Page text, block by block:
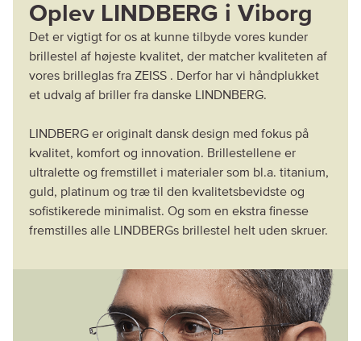
Oplev LINDBERG i Viborg
Det er vigtigt for os at kunne tilbyde vores kunder
brillestel af højeste kvalitet, der matcher kvaliteten af
vores brilleglas fra ZEISS . Derfor har vi håndplukket
et udvalg af briller fra danske LINDNBERG.
LINDBERG er originalt dansk design med fokus på
kvalitet, komfort og innovation. Brillestellene er
ultralette og fremstillet i materialer som bl.a. titanium,
guld, platinum og træ til den kvalitetsbevidste og
sofistikerede minimalist. Og som en ekstra finesse
fremstilles alle LINDBERGs brillestel helt uden skruer.